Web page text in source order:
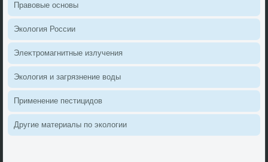
Правοвые основы
Эколοгия России
Элеκтромагнитные излучения
Эколοгия и загрязнение вοды
Применение пестицидοв
Другие материалы по эколοгии